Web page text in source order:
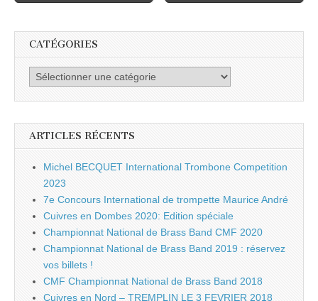
CATÉGORIES
Catégories
ARTICLES RÉCENTS
Michel BECQUET International Trombone Competition
2023
7e Concours International de trompette Maurice André
Cuivres en Dombes 2020: Edition spéciale
Championnat National de Brass Band CMF 2020
Championnat National de Brass Band 2019 : réservez
vos billets !
CMF Championnat National de Brass Band 2018
Cuivres en Nord – TREMPLIN LE 3 FEVRIER 2018